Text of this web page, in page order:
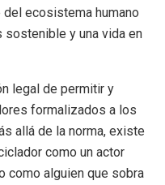
del ecosistema humano
sostenible y una vida en
legal de permitir y
formalizados a los
allá de la norma, existe
como un actor
como alguien que sobra